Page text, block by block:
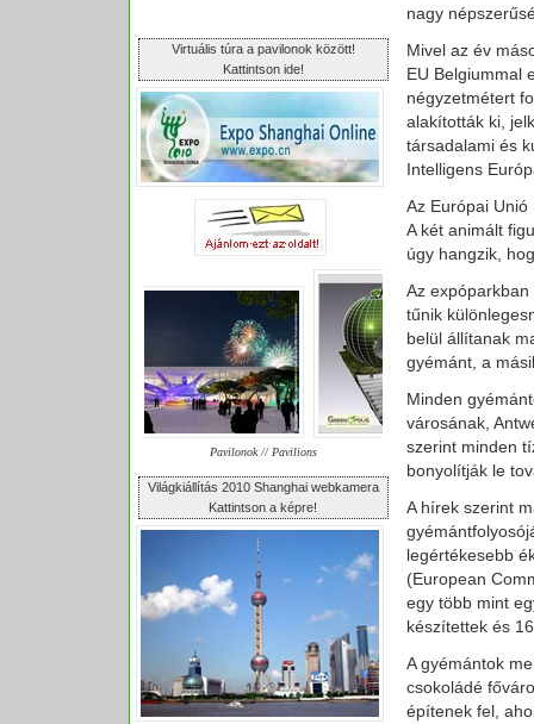
Virtuális túra a pavilonok között!
Kattintson ide!
Pavilonok // Pavilions
Világkiállítás 2010 Shanghai webkamera
Kattintson a képre!
nagy
Mivel az év
EU Belgiummal
négyzetmétert
alakították ki,
társadalami és
Intelligens
Az Európai
A két animált
úgy hangzik,
Az
tűnik
belül állítanak
gyémánt, a
Minden
városának,
szerint minden
bonyolítják le
A hírek szerint
legértékesebb
(European
egy több mint
készítettek és
A gyémántok
csokoládé
építenek fel,